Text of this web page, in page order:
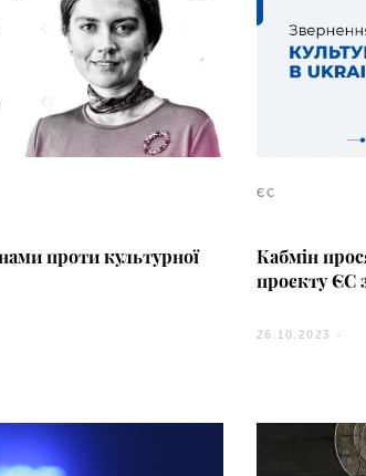
проти культурної
ЄС
Кабмін
проєкту ЄС
26.10.2023 -